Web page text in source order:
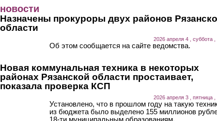
новости
Назначены прокуроры двух районов
области
2026 апреля 4 , суббота ,
Об этом сообщается на сайте ведомства.
Новая коммунальная техника в некоторых
районах Рязанской области простаивает,
показала проверка КСП
2026 апреля 3 , пятница ,
Установлено, что в прошлом году на такую
из бюджета было выделено 155 миллионов
18-ти муниципальным образованиям.